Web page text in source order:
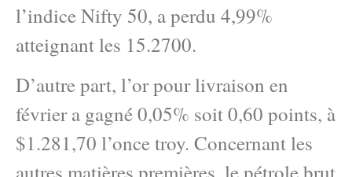
l’indice Nifty 50, a perdu 4,99%
atteignant les 15.2700.
D’autre part, l’or pour livraison en
février a gagné 0,05% soit 0,60 points, à
$1.281,70 l’once troy. Concernant les